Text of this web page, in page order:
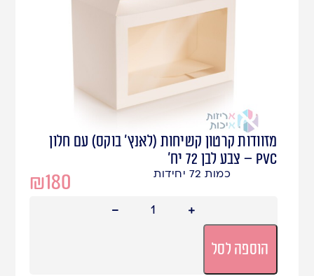
מזוודות קרטון קשיחות (לאנץ' בוקס) עם חלון
PVC – צבע לבן 72 יח'
₪180 כמות 72 יחידות
הוספה לסל